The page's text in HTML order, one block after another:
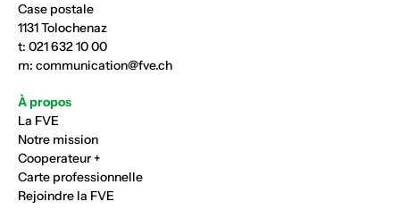
Case postale
1131 Tolochenaz
t: 021 632 10 00
m: communication@fve.ch
À propos
La FVE
Notre mission
Cooperateur +
Carte professionnelle
Rejoindre la FVE